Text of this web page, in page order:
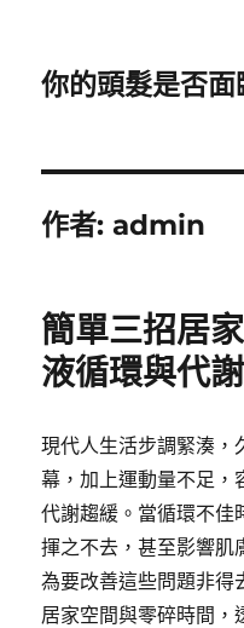
你的頭髮是否面
作者:admin
簡單三招居
液循環與代謝
現代人生活步調緊湊，
幕，加上運動量不足，
代謝趨緩。當循環不佳
揮之不去，甚至影響肌
為要改善這些問題非得
居家空間與零碎時間，